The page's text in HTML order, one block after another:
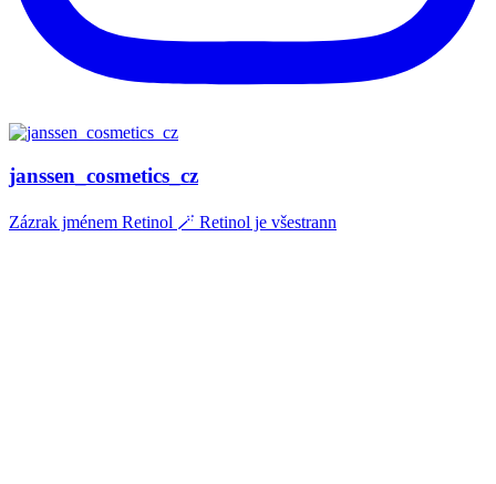
janssen_cosmetics_cz
Zázrak jménem Retinol 🪄 Retinol je všestrann